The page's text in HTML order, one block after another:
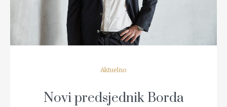
Aktuelno
Novi predsjednik Borda